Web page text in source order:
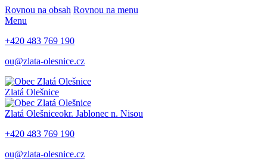
Rovnou na obsah Rovnou na menu
Menu
+420 483 769 190
ou@zlata-olesnice.cz
Zlatá Olešnice
Zlatá Olešniceokr. Jablonec n. Nisou
+420 483 769 190
ou@zlata-olesnice.cz